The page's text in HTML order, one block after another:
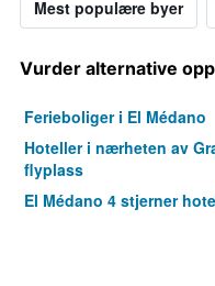
Mest populære byer
Vurder alternative
Ferieboliger i El Médano
Hoteller i nærheten av
flyplass
El Médano 4 stjerner